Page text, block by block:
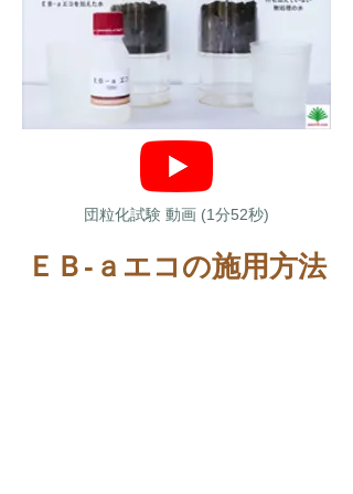
団粒化試験 動画 (1分52秒)
ＥＢ-ａエコの施用方法